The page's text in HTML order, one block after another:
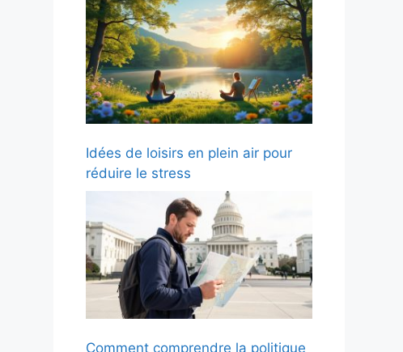
Idées de loisirs en plein air pour
réduire le stress
Comment comprendre la politique